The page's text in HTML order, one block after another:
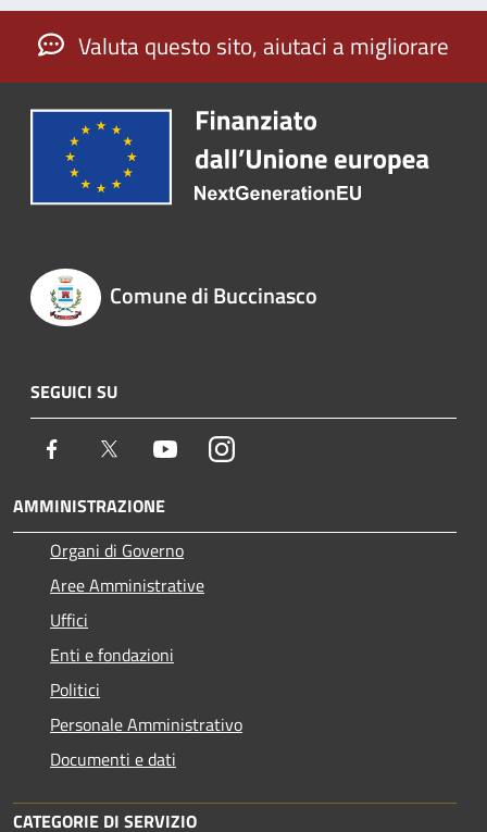
Valuta questo sito, aiutaci a migliorare
Comune di Buccinasco
SEGUICI SU
Facebook Twitter YoutubeInstagram
AMMINISTRAZIONE
Organi di Governo
Aree Amministrative
Uffici
Enti e fondazioni
Politici
Personale Amministrativo
Documenti e dati
CATEGORIE DI SERVIZIO